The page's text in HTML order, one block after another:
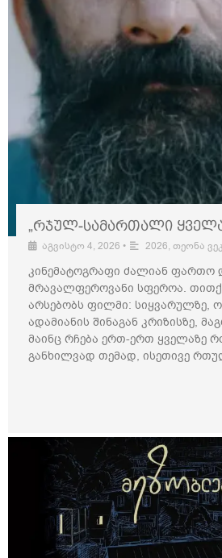
„რჯულ-სამართალი
აგვისტო 4, 2026 • 2026, თეონა
კინემატოგრაფი ძალიან ფართო
მრავალფეროვანი სფეროა.
არსებობს ფილმი: სიყვარულზე,
ადამიანის შინაგან კრიზისზე,
მაინც რჩება ერთ-ერთ ყველაზე
განხილვად თემად, ისეთივე